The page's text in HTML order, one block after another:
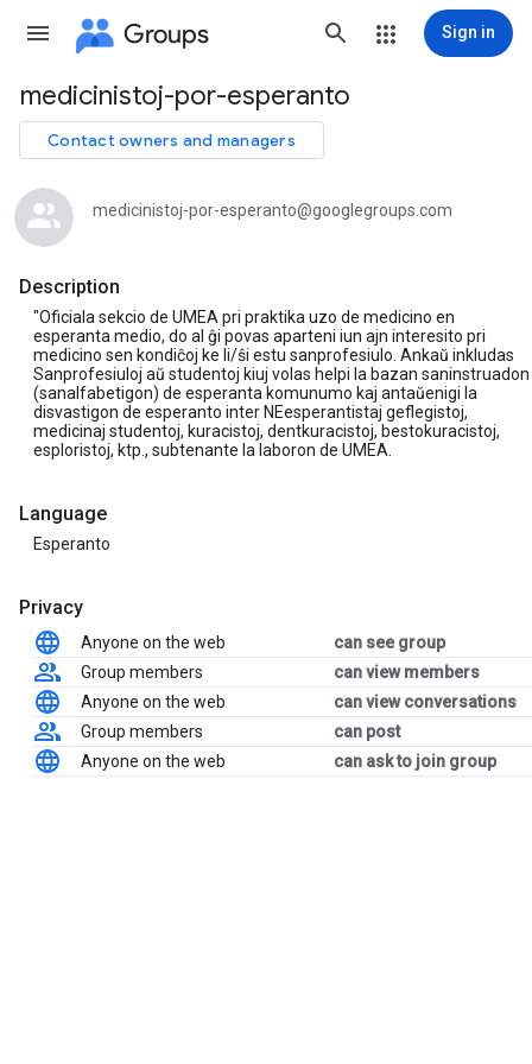
Groups Sign in
Group
path
medicinistoj-por-esperanto
Contact owners and managers
medicinistoj-por-esperanto@googlegroups.com
Description
"Oficiala sekcio de UMEA pri praktika uzo de medicino en
esperanta medio, do al ĝi povas aparteni iun ajn interesito pri
medicino sen kondiĉoj ke li/ŝi estu sanprofesiulo. Ankaŭ inkludas
Sanprofesiuloj aŭ studentoj kiuj volas helpi la bazan saninstruadon
(sanalfabetigon) de esperanta komunumo kaj antaŭenigi la
disvastigon de esperanto inter NEesperantistaj geflegistoj,
medicinaj studentoj, kuracistoj, dentkuracistoj, bestokuracistoj,
esploristoj, ktp., subtenante la laboron de UMEA.
Language
Esperanto
Privacy
Anyone on the web
can see group
Group members
can view members
Anyone on the web
can view conversations
Group members
can post
Anyone on the web
can ask to join group